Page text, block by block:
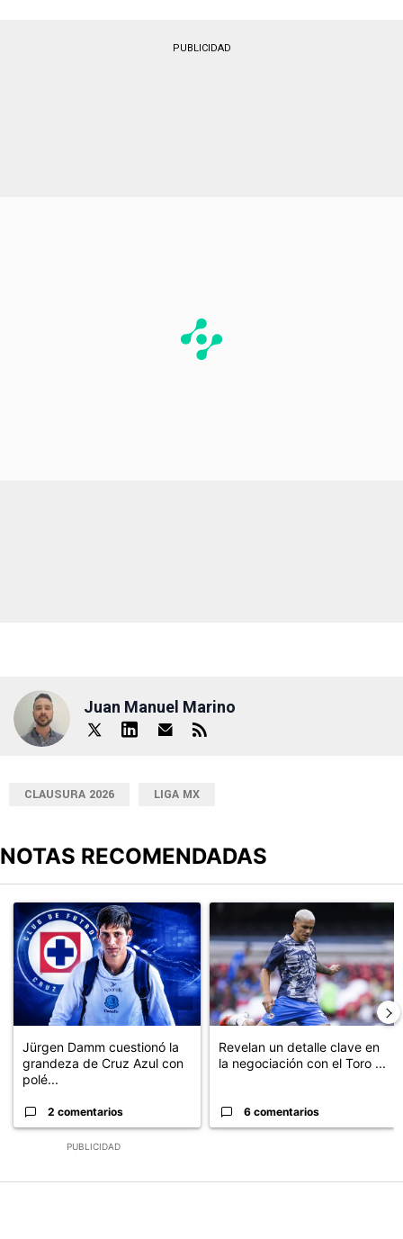
PUBLICIDAD
Juan Manuel Marino
CLAUSURA 2026 LIGA MX
NOTAS RECOMENDADAS
PUBLICIDAD
Un artículo de tendencia con el título "Jürgen Damm cuestionó
Jürgen Damm cuestionó la
grandeza de Cruz Azul con
polé...
2 comentarios
Un artículo de tendencia con
Revelan un detalle clave en
la negociación con el Toro ...
6 comentarios